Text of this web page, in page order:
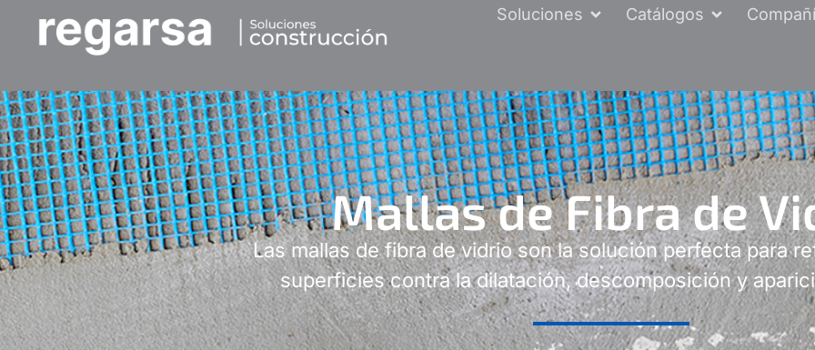
Soluciones Catálogos
Mallas de Fibra de
Las mallas de fibra de vidrio son la solución perfecta para
superficies contra la dilatación, descomposición y